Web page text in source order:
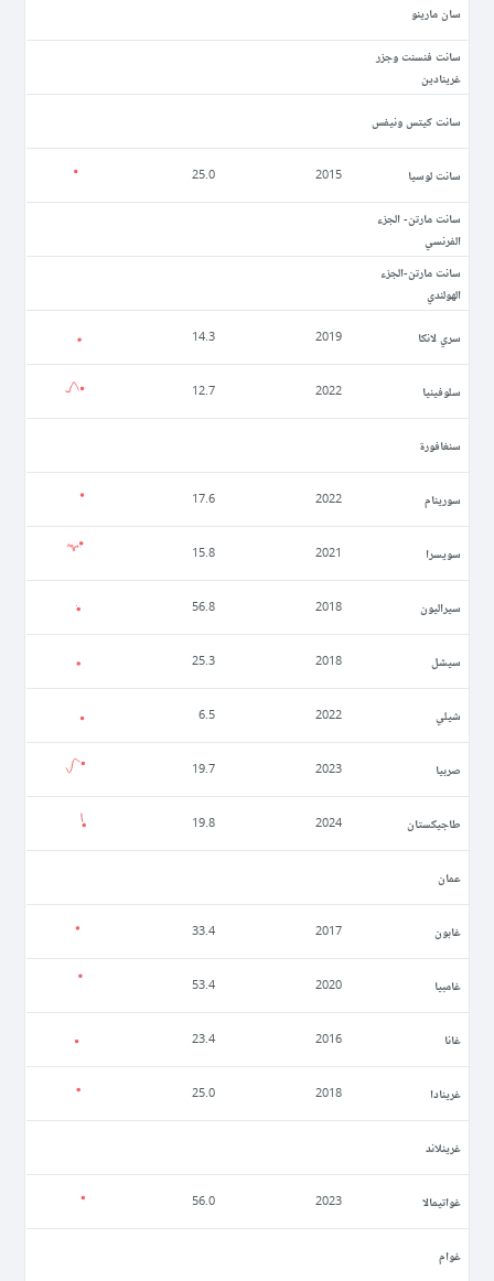
سان مارينو
سانت فنسنت وجزر
غرينادين
سانت كيتس ونيفس
سانت لوسيا 2015
25.0
سانت مارتن- الجزء
الفرنسي
سانت مارتن-الجزء
الهولندي
سري لانكا 2019
14.3
سلوفينيا 2022
12.7
سنغافورة
سورينام 2022
17.6
سويسرا 2021
15.8
سيراليون 2018
56.8
سيشل 2018
25.3
شيلي 2022
6.5
صربيا 2023
19.7
طاجيكستان 2024
19.8
عمان
غابون 2017
33.4
غامبيا 2020
53.4
غانا 2016
23.4
غرينادا 2018
25.0
غرينلاند
غواتيمالا 2023
56.0
غوام